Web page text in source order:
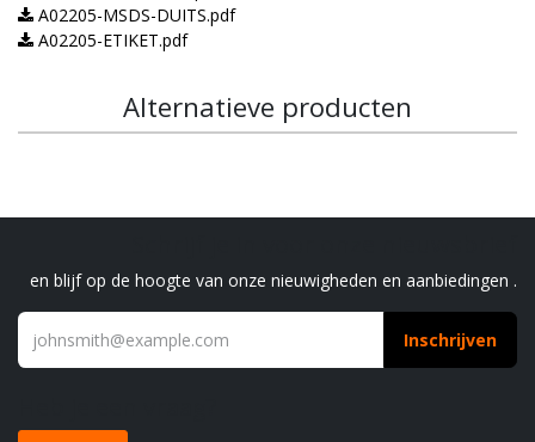
A02205-MSDS-DUITS.pdf
A02205-ETIKET.pdf
Alternatieve producten
en blijf op de hoogte van onze nieuwigheden en aanbiedingen .
Inschrijven